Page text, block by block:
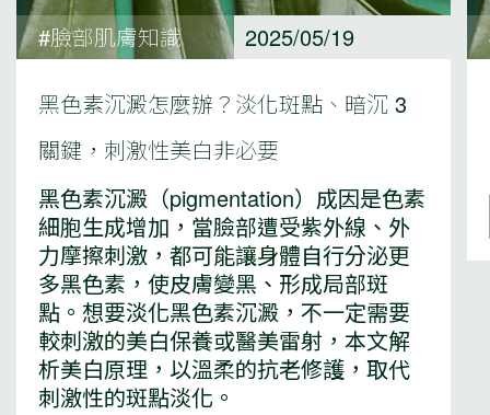
#臉部肌膚知識 2025/05/19
黑色素沉澱怎麼辦？淡化斑點、暗沉 3
關鍵，刺激性美白非必要
黑色素沉澱（pigmentation）成因是色素
細胞生成增加，當臉部遭受紫外線、外
力摩擦刺激，都可能讓身體自行分泌更
多黑色素，使皮膚變黑、形成局部斑
點。想要淡化黑色素沉澱，不一定需要
較刺激的美白保養或醫美雷射，本文解
析美白原理，以溫柔的抗老修護，取代
刺激性的斑點淡化。